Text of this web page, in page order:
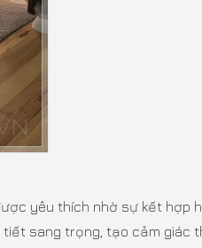
yêu thích nhờ sự kết
sang trọng, tạo cảm giác